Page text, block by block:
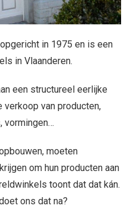
in 1975 en is een
in Vlaanderen.
een structureel eerlijke
verkoop van producten,
vormingen…
moeten
om hun producten aan
toont dat dat kán.
ons dat na?